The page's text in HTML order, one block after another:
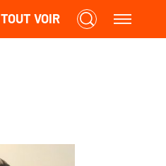
TOUT VOIR